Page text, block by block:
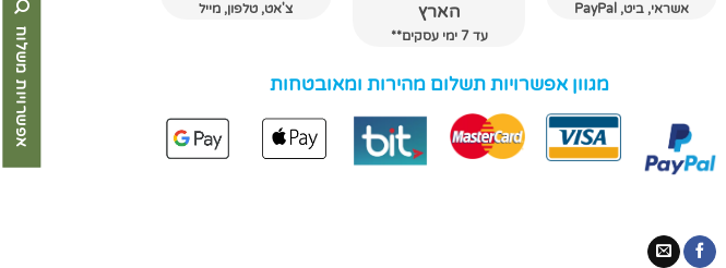
אשראי, ביט, PayPal
הארץ
עד 7 ימי עסקים**
צ'אט, טלפון, מייל
מגוון אפשרויות תשלום מהירות ומאובטחות אפשרויות משלוח